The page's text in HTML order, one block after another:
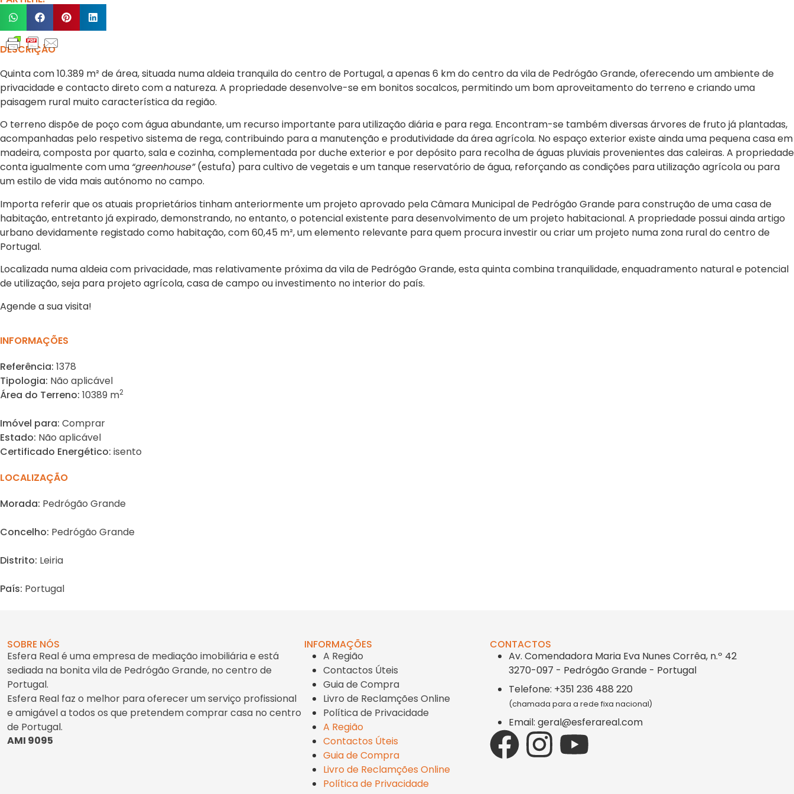
DESCRIÇÃO
Quinta com 10.389 m² de área, situada numa aldeia tranquila do centro de Portugal, a apenas 6 km do centro da vila de Pedrógão Grande, oferecendo um ambiente de
privacidade e contacto direto com a natureza. A propriedade desenvolve-se em bonitos socalcos, permitindo um bom aproveitamento do terreno e criando uma
paisagem rural muito característica da região.
O terreno dispõe de poço com água abundante, um recurso importante para utilização diária e para rega. Encontram-se também diversas árvores de fruto já plantadas,
acompanhadas pelo respetivo sistema de rega, contribuindo para a manutenção e produtividade da área agrícola. No espaço exterior existe ainda uma pequena casa em
madeira, composta por quarto, sala e cozinha, complementada por duche exterior e por depósito para recolha de águas pluviais provenientes das caleiras. A propriedade
conta igualmente com uma “greenhouse”(estufa) para cultivo de vegetais e um tanque reservatório de água, reforçando as condições para utilização agrícola ou para
um estilo de vida mais autónomo no campo.
Importa referir que os atuais proprietários tinham anteriormente um projeto aprovado pela Câmara Municipal de Pedrógão Grande para construção de uma casa de
habitação, entretanto já expirado, demonstrando, no entanto, o potencial existente para desenvolvimento de um projeto habitacional. A propriedade possui ainda artigo
urbano devidamente registado como habitação, com 60,45 m², um elemento relevante para quem procura investir ou criar um projeto numa zona rural do centro de
Portugal.
Localizada numa aldeia com privacidade, mas relativamente próxima da vila de Pedrógão Grande, esta quinta combina tranquilidade, enquadramento natural e potencial
de utilização, seja para projeto agrícola, casa de campo ou investimento no interior do país.
Agende a sua visita!
INFORMAÇÕES
Referência: 1378
Tipologia: Não aplicável
Área do Terreno: 10389 m2
Imóvel para: Comprar
Estado: Não aplicável
Certificado Energético: isento
LOCALIZAÇÃO
Morada: Pedrógão Grande
Concelho: Pedrógão Grande
Distrito: Leiria
País: Portugal
SOBRE NÓS
Esfera Real é uma empresa de mediação imobiliária e está
sediada na bonita vila de Pedrógão Grande, no centro de
Portugal.
Esfera Real faz o melhor para oferecer um serviço profissional
e amigável a todos os que pretendem comprar casa no centro
de Portugal.
AMI 9095
INFORMAÇÕES
A Região
Contactos Úteis
Guia de Compra
Livro de Reclamções Online
Política de Privacidade
A Região
Contactos Úteis
Guia de Compra
Livro de Reclamções Online
Política de Privacidade
CONTACTOS
Av. Comendadora Maria Eva Nunes Corrêa, n.º 42
3270-097 - Pedrógão Grande - Portugal
Telefone: +351 236 488 220
(chamada para a rede fixa nacional)
Email: geral@esferareal.com